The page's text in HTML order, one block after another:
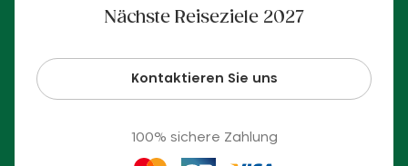
Nächste Reiseziele 2027
Kontaktieren Sie uns
100% sichere Zahlung